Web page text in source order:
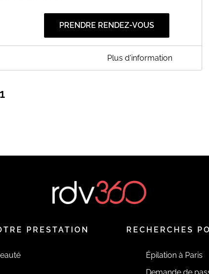
PRENDRE RENDEZ-VOUS
vous serez reçus au sein de la structure France
de-Poisieux
EN SAVOIR PLUS
Plus d'information
1
PRESTATION RECHERCHES
Épilation à Paris